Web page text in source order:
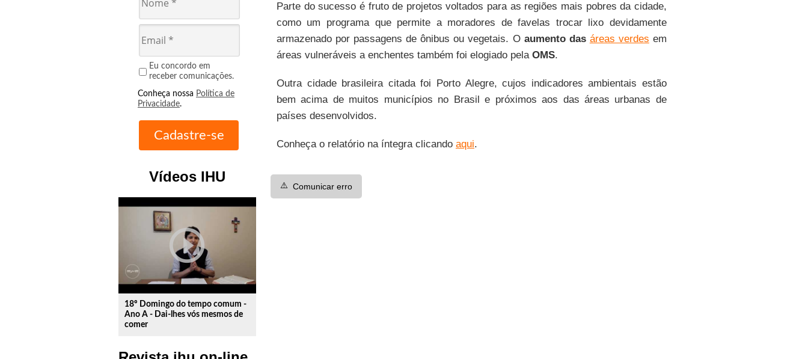
Eu concordo em
receber comunicações.
Conheça nossa Política de
Privacidade.
Vídeos IHU
play_circle_outline
18º Domingo do tempo comum -
Ano A - Dai-lhes vós mesmos de
comer
Parte do sucesso é fruto de projetos voltados para as regiões mais pobres da cidade,
como um programa que permite a moradores de favelas trocar lixo devidamente
armazenado por passagens de ônibus ou vegetais. O aumento das áreas verdes em
áreas vulneráveis a enchentes também foi elogiado pela OMS.
Outra cidade brasileira citada foi Porto Alegre, cujos indicadores ambientais estão
bem acima de muitos municípios no Brasil e próximos aos das áreas urbanas de
países desenvolvidos.
Conheça o relatório na íntegra clicando aqui.
⚠️ Comunicar erro